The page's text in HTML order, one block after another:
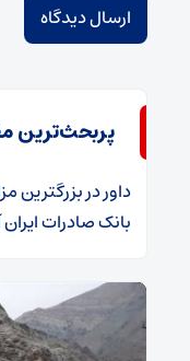
پربحث‌ترین
داوردر​بزرگترین
بانک صادرات